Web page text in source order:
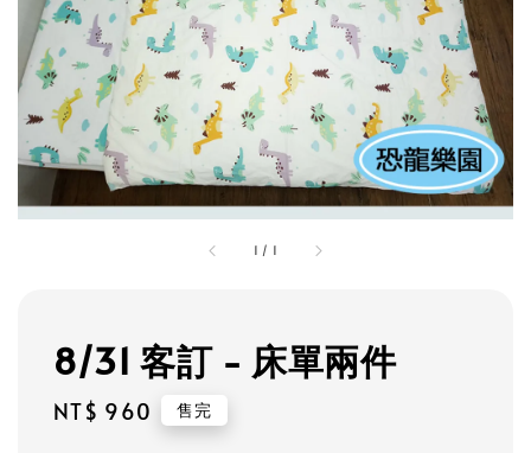
1 / 1
8/31 客訂 - 床單兩件
Regular
NT$ 960 售完